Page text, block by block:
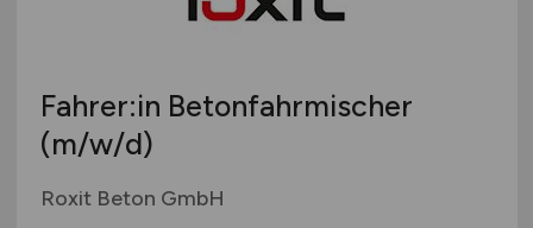
Fahrer:in Betonfahrmischer
(m/w/d)
Roxit Beton GmbH